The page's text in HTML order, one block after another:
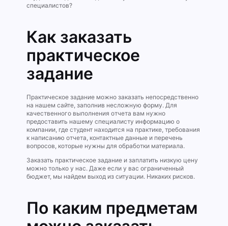
специалистов?
Как заказать
практическое
задание
Практическое задание можно заказать непосредственно
на нашем сайте, заполнив несложную форму. Для
качественного выполнения отчета вам нужно
предоставить нашему специалисту информацию о
компании, где студент находится на практике, требования
к написанию отчета, контактные данные и перечень
вопросов, которые нужны для обработки материала.
Заказать практическое задание и заплатить низкую цену
можно только у нас. Даже если у вас ограниченный
бюджет, мы найдем выход из ситуации. Никаких рисков.
По каким предметам